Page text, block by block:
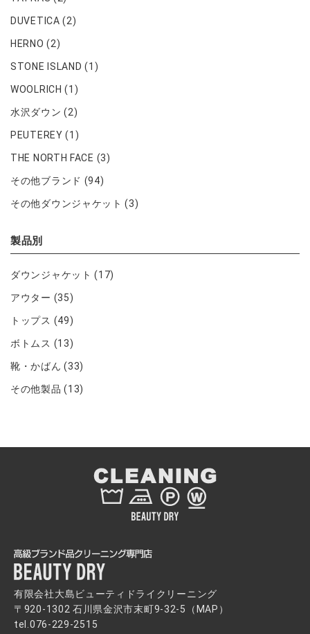
DUVETICA (2)
HERNO (2)
STONE ISLAND (1)
WOOLRICH (1)
水沢ダウン (2)
PEUTEREY (1)
THE NORTH FACE (3)
その他ブランド (94)
その他ダウンジャケット (3)
製品別
ダウンジャケット (17)
アウター (35)
トップス (49)
ボトムス (13)
靴・かばん (33)
その他製品 (13)
有限会社大島ビューティドライクリーニング
〒920-1302 石川県金沢市末町9-32-5（ MAP ）
tel. 076-229-2515